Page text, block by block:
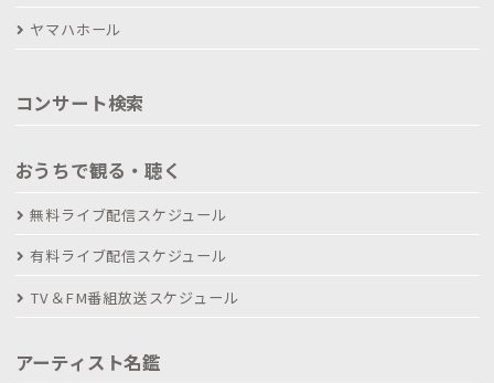
ヤマハホール
コンサート検索
おうちで観る・聴く
無料ライブ配信スケジュール
有料ライブ配信スケジュール
TV＆FM番組放送スケジュール
アーティスト名鑑